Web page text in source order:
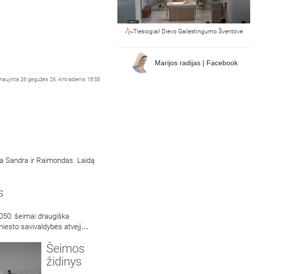
26 gegužės 26, Antradienis 18:58
Sandra ir Raimondas. Laidą
šeimai draugiška
savivaldybės atvejį
Šeimos reikalų
Žebuolis ir Kauno
Socialinių
šeimai ir vaikui poskyrio
Šeimos
židinys
Tiesiogiai! Dievo Gailestingumo Šventovė
Marijos radijas | Facebook